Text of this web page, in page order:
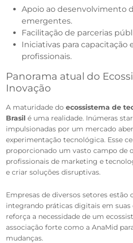
Apoio ao desenvolvimento
emergentes.
Facilitação de parcerias
Iniciativas para
profissionais.
Panorama atual do
Inovação
A maturidade do ecossistema de
Brasil é uma realidade. Inúmeras
impulsionadas por um mercado
experimentação tecnológica. Esse
proporcionado um vasto campo de
profissionais de marketing e
e criar soluções disruptivas.
Empresas de diversos setores estão
integrando práticas digitais em suas
reforça a necessidade de um
associação forte como a AnaMid
mudanças.